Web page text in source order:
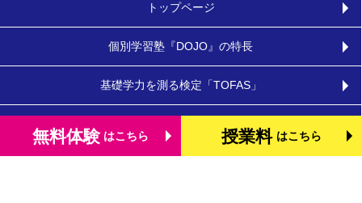
トップページ
個別学習塾『DOJO』の特長
基礎学力を測る検定「TOFAS」
無料体験 はこちら 授業料 はこちら